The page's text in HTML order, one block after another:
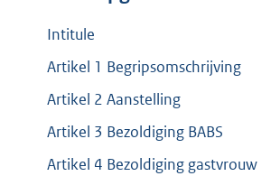
Intitule
Artikel 1 Begripsomschrijving
Artikel 2 Aanstelling
Artikel 3 Bezoldiging BABS
Artikel 4 Bezoldiging gastvrouw